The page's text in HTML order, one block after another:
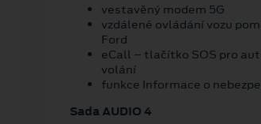
vestavěný modem 5G
vzdálené ovládání vozu
Ford
eCall – tlačítko SOS pro
volání
funkce Informace o
Sada AUDIO 4